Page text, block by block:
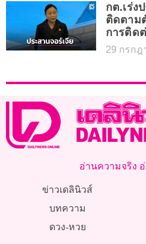
กต.เร่ง
ติดตาม
การติด
29 กรกฎ
อ่านความจริง
ข่าวเดลินิวส์
บทความ
ดวง-หวย